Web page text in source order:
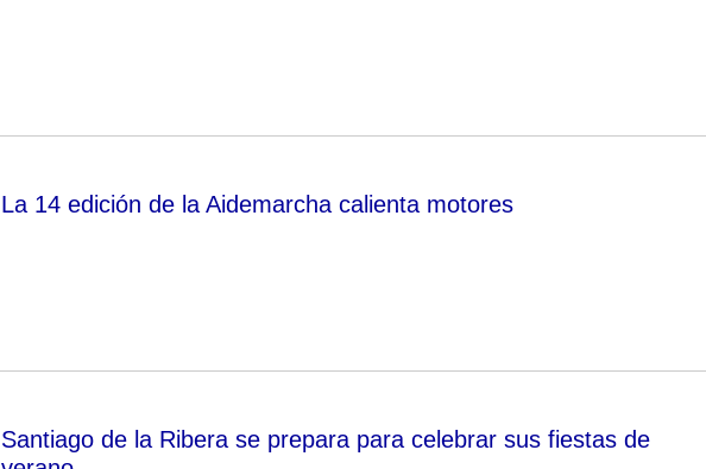
La 14 edición de la Aidemarcha calienta motores
Santiago de la Ribera se prepara para celebrar sus fiestas de